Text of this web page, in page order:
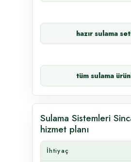
hazır sulama
tüm sulama
Sulama Sistemleri
hizmet planı
İhtiyaç